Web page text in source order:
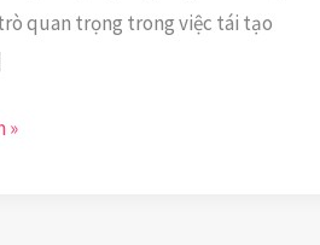
quan trọng trong việc tái tạo
»